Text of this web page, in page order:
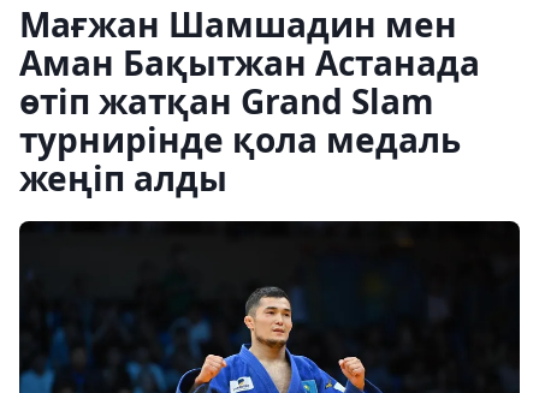
Мағжан Шамшадин мен
Аман Бақытжан Астанада
өтіп жатқан Grand Slam
турнирінде қола медаль
жеңіп алды